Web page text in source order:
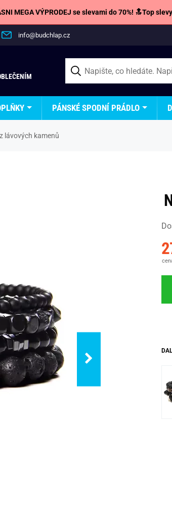
MEGA VÝPRODEJ se slevami do 70%! 🔝Top
info@budchlap.cz
PÁNSKÉ SPODNÍ PRÁDLO
lávových kamenů